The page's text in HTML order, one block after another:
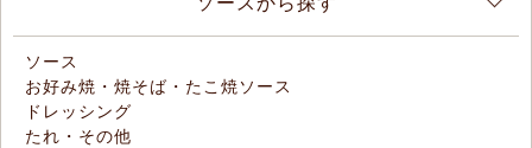
ソース
お好み焼・焼そば・たこ焼ソース
ドレッシング
たれ・その他